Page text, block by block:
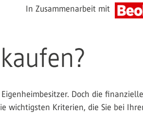
In Zusammenarbeit mit
Doch die
wichtigsten Kriterien, die Sie bei